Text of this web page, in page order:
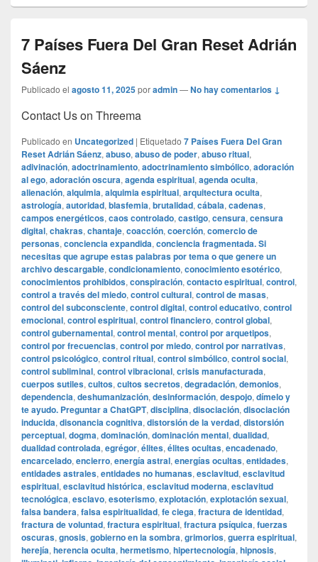
7 Países Fuera Del Gran Reset Adrián
Sáenz
Publicado el agosto 11, 2025poradmin—No hay comentarios ↓
Contact Us on Threema
Publicado en Uncategorized | Etiquetado 7 Países Fuera Del Gran
Reset Adrián Sáenz, abuso, abuso de poder, abuso ritual,
adivinación, adoctrinamiento, adoctrinamiento simbólico, adoración
al ego, adoración oscura, agenda espiritual, agenda oculta,
alienación, alquimia, alquimia espiritual, arquitectura oculta,
astrología, autoridad, blasfemia, brutalidad, cábala, cadenas,
campos energéticos, caos controlado, castigo, censura, censura
digital, chakras, chantaje, coacción, coerción, comercio de
personas, conciencia expandida, conciencia fragmentada. Si
necesitas que agrupe estas palabras por tema o que genere un
archivo descargable, condicionamiento, conocimiento esotérico,
conocimientos prohibidos, conspiración, contacto espiritual, control,
control a través del miedo, control cultural, control de masas,
control del subconsciente, control digital, control educativo, control
emocional, control espiritual, control financiero, control global,
control gubernamental, control mental, control por arquetipos,
control por frecuencias, control por miedo, control por narrativas,
control psicológico, control ritual, control simbólico, control social,
control subliminal, control vibracional, crisis manufacturada,
cuerpos sutiles, cultos, cultos secretos, degradación, demonios,
dependencia, deshumanización, desinformación, despojo, dímelo y
te ayudo. Preguntar a ChatGPT, disciplina, disociación, disociación
inducida, disonancia cognitiva, distorsión de la verdad, distorsión
perceptual, dogma, dominación, dominación mental, dualidad,
dualidad controlada, egrégor, élites, élites ocultas, encadenado,
encarcelado, encierro, energía astral, energías ocultas, entidades,
entidades astrales, entidades no humanas, esclavitud, esclavitud
espiritual, esclavitud histórica, esclavitud moderna, esclavitud
tecnológica, esclavo, esoterismo, explotación, explotación sexual,
falsa bandera, falsa espiritualidad, fe ciega, fractura de identidad,
fractura de voluntad, fractura espiritual, fractura psíquica, fuerzas
oscuras, gnosis, gobierno en la sombra, grimorios, guerra espiritual,
herejía, herencia oculta, hermetismo, hipertecnología, hipnosis,